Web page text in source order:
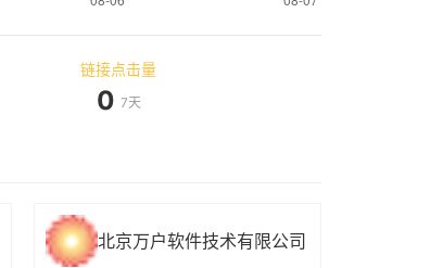
链接点击量
0 7天
北京万户软件技术有限公司